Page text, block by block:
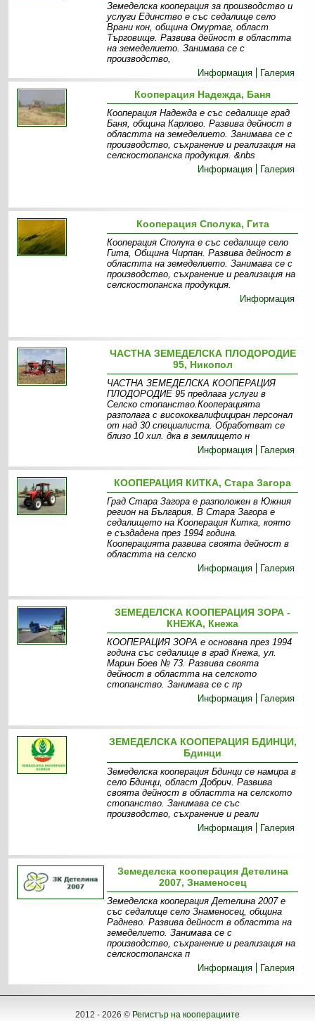
Земеделска кооперация за производство и
услуги Единство е със седалище село
Врани кон, община Омуртаг, област
Търговище. Развива дейност в областта
на земеделието. Занимава се с
производство,
Информация
Галерия
Кооперация Надежда, Баня
Кооперация Надежда е със седалище град
Баня, община Карлово. Развива дейност в
областта на земеделието. Занимава се с
производство, съхранение и реализация на
селскостопанска продукция. &nbs
Информация
Галерия
Кооперация Сполука, Гита
Кооперация Сполука е със седалище село
Гита, Община Чирпан. Развива дейност в
областта на земеделието. Занимава се с
производство, съхранение и реализация на
селскостопанска продукция.
Информация
ЧАСТНА ЗЕМЕДЕЛСКА ПЛОДОРОДИЕ
95, Никопол
ЧАСТНА ЗЕМЕДЕЛСКА КООПЕРАЦИЯ
ПЛОДОРОДИЕ 95 предлага услуги в
Селско стопанство.Кооперацията
разполага с висококвалифициран персонал
от над 30 специалиста. Обработват се
близо 10 хил. дка в землището н
Информация
Галерия
КООПЕРАЦИЯ КИТКА, Стара Загора
Град Стара Загора е разположен в Южния
регион на България. В Стара Загора е
седалището на Kооперация Китка, която
е създадена през 1994 година.
Кооперацията развива своята дейност в
областта на селско
Информация
Галерия
ЗЕМЕДЕЛСКА КООПЕРАЦИЯ ЗОРА -
КНЕЖА, Кнежа
КООПЕРАЦИЯ ЗОРА е основана през 1994
година със седалище в град Кнежа, ул.
Марин Боев № 73. Развива своята
дейност в областта на селското
стопанство. Занимава се с пр
Информация
Галерия
ЗЕМЕДЕЛСКА КООПЕРАЦИЯ БДИНЦИ,
Бдинци
Земеделска кооперация Бдинци се намира в
село Бдинци, област Добрич. Развива
своята дейност в областта на селското
стопанство. Занимава се със
производство, съхранение и реали
Информация
Галерия
Земеделска кооперация Детелина
2007, Знаменосец
Земеделска кооперация Детелина 2007 е
със седалище село Знаменосец, община
Раднево. Развива дейност в областта на
земеделието. Занимава се с
производство, съхранение и реализация на
селскостопанска п
Информация
Галерия
2012 - 2026 © Регистър на кооперациите